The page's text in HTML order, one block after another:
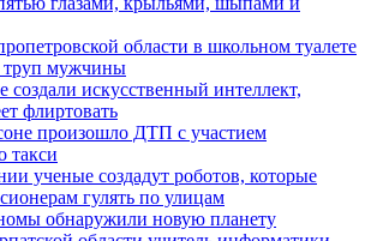
области в школьном туалете
труп мужчины
создали искусственный интеллект,
флиртовать
произошло ДТП с участием
такси
ученые создадут роботов, которые
гулять по улицам
обнаружили новую планету